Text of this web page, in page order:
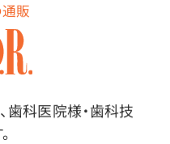
通販
歯科医院様・歯科技